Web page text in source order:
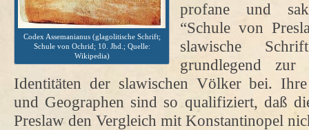
Codex Assemanianus (glagolitische Schrift;
Schule von Ochrid; 10. Jhd.; Quelle:
Wikipedia)
profane und
“Schule von
slawische
grundlegend zur
Identitäten der slawischen Völker bei.
und Geographen sind so qualifiziert, daß
Preslaw den Vergleich mit Konstantinopel